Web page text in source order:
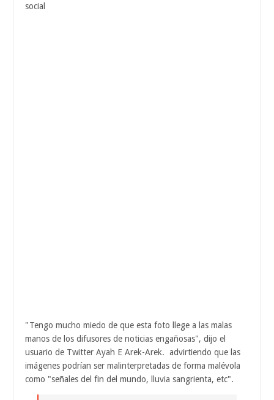
social
"Tengo mucho miedo de que esta foto llege a las malas
manos de los difusores de noticias engañosas", dijo el
usuario de Twitter Ayah E Arek-Arek. advirtiendo que las
imágenes podrían ser malinterpretadas de forma malévola
como "señales del fin del mundo, lluvia sangrienta, etc".